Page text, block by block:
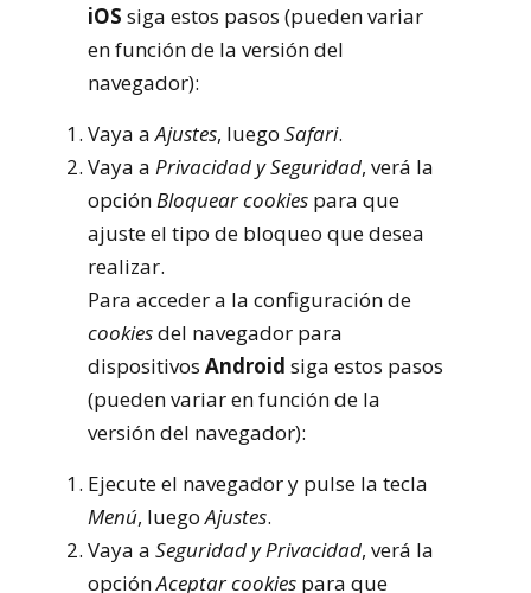
iOS siga estos pasos (pueden variar
en función de la versión del
navegador):
Vaya aAjustes, luego Safari.
Vaya a Privacidad y Seguridad, verá la
opciónBloquear cookies para que
ajuste el tipo de bloqueo que desea
realizar.
Para acceder a la configuración de
cookiesdel navegador para
dispositivos Android siga estos pasos
(pueden variar en función de la
versión del navegador):
Ejecute el navegador y pulse la tecla
Menú, luegoAjustes.
Vaya a Seguridad y Privacidad, verá la
opciónAceptar cookies para que